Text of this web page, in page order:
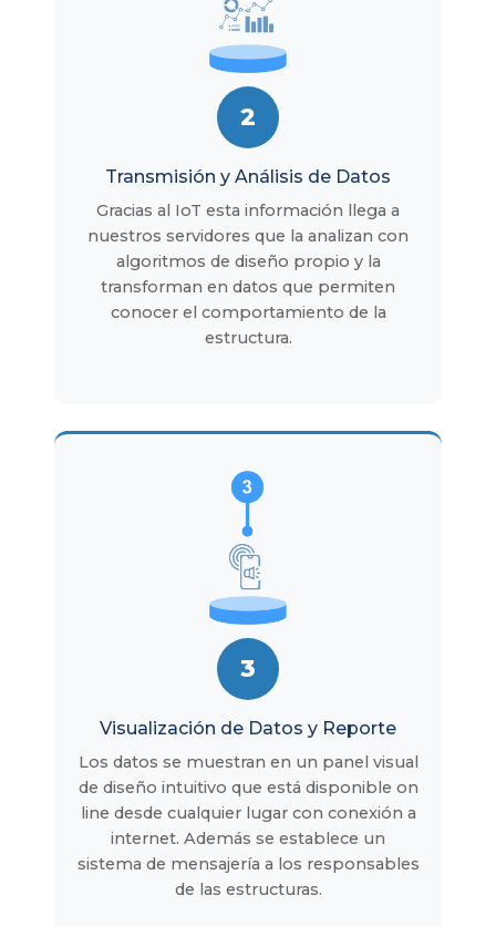
2
Transmisión y Análisis de Datos
Gracias al IoT esta información llega a
nuestros servidores que la analizan con
algoritmos de diseño propio y la
transforman en datos que permiten
conocer el comportamiento de la
estructura.
3
Visualización de Datos y Reporte
Los datos se muestran en un panel visual
de diseño intuitivo que está disponible on
line desde cualquier lugar con conexión a
internet. Además se establece un
sistema de mensajería a los responsables
de las estructuras.